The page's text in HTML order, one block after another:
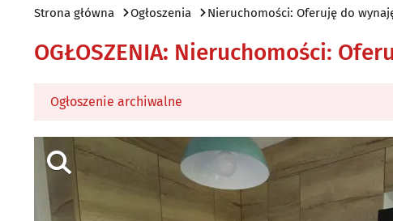
Strona główna Ogłoszenia Nieruchomości: Oferuję do
OGŁOSZENIA: Nieruchomości:
Ogłoszenie archiwalne